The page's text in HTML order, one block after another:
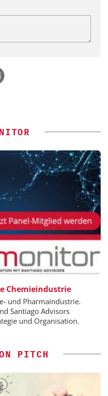
Chemieindustrie
und Pharmaindustrie.
Santiago Advisors
und Organisation.
PITCH